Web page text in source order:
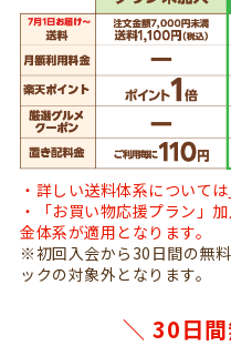
・詳しい送料体系については
・「お買い物応援プラン」
金体系が適用となります。
※初回入会から30日間の無
ックの対象外となります。
＼ 30日